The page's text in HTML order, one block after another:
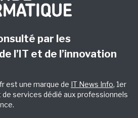
par les
l’IT et de l’innovation
est une marque de IT News Info, 1er
services dédié aux professionnels